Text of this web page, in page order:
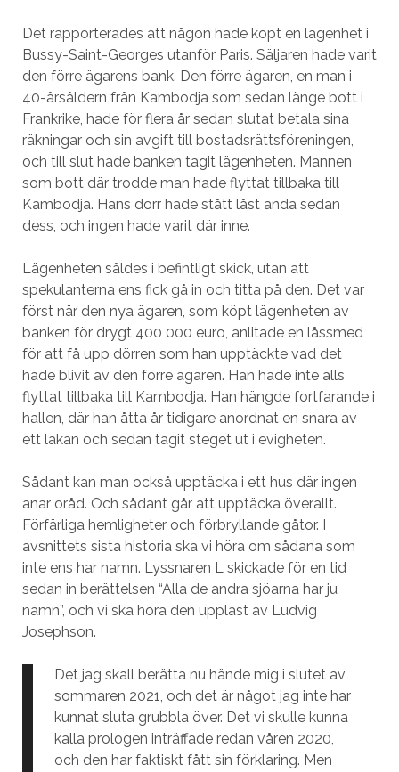
Det rapporterades att någon hade köpt en lägenhet i
Bussy-Saint-Georges utanför Paris. Säljaren hade varit
den förre ägarens bank. Den förre ägaren, en man i
40-årsåldern från Kambodja som sedan länge bott i
Frankrike, hade för flera år sedan slutat betala sina
räkningar och sin avgift till bostadsrättsföreningen,
och till slut hade banken tagit lägenheten. Mannen
som bott där trodde man hade flyttat tillbaka till
Kambodja. Hans dörr hade stått låst ända sedan
dess, och ingen hade varit där inne.
Lägenheten såldes i befintligt skick, utan att
spekulanterna ens fick gå in och titta på den. Det var
först när den nya ägaren, som köpt lägenheten av
banken för drygt 400 000 euro, anlitade en låssmed
för att få upp dörren som han upptäckte vad det
hade blivit av den förre ägaren. Han hade inte alls
flyttat tillbaka till Kambodja. Han hängde fortfarande i
hallen, där han åtta år tidigare anordnat en snara av
ett lakan och sedan tagit steget ut i evigheten.
Sådant kan man också upptäcka i ett hus där ingen
anar oråd. Och sådant går att upptäcka överallt.
Förfärliga hemligheter och förbryllande gåtor. I
avsnittets sista historia ska vi höra om sådana som
inte ens har namn. Lyssnaren L skickade för en tid
sedan in berättelsen “Alla de andra sjöarna har ju
namn”, och vi ska höra den uppläst av Ludvig
Josephson.
Det jag skall berätta nu hände mig i slutet av
sommaren 2021, och det är något jag inte har
kunnat sluta grubbla över. Det vi skulle kunna
kalla prologen inträffade redan våren 2020,
och den har faktiskt fått sin förklaring. Men